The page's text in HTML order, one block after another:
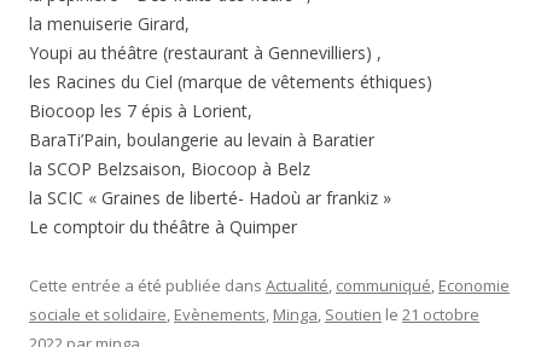
la menuiserie Girard,
Youpi au théâtre (restaurant à Gennevilliers) ,
les Racines du Ciel (marque de vêtements éthiques)
Biocoop les 7 épis à Lorient,
BaraTi’Pain, boulangerie au levain à Baratier
la SCOP Belzsaison, Biocoop à Belz
la SCIC « Graines de liberté- Hadoù ar frankiz »
Le comptoir du théâtre à Quimper
Cette entrée a été publiée dans Actualité, communiqué, Economie
sociale et solidaire, Evènements, Minga, Soutien le 21 octobre